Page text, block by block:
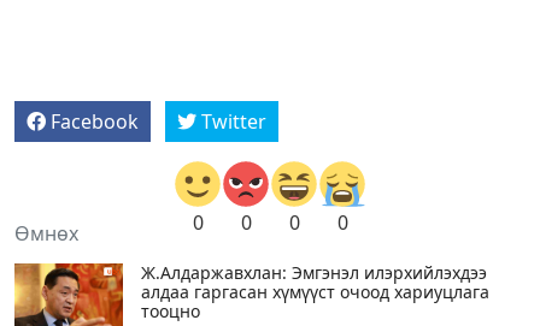
Facebook Twitter
0 0 0 0
Өмнөх
Ж.Алдаржавхлан: Эмгэнэл илэрхийлэхдээ
алдаа гаргасан хүмүүст очоод хариуцлага
тооцно